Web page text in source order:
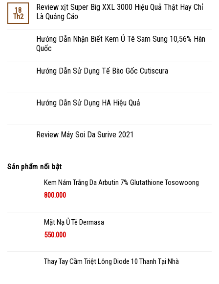
18
Th2
Review xịt Super Big XXL 3000 Hiệu Quả Thật Hay Chỉ
Là Quảng Cáo
Hướng Dẫn Nhận Biết Kem Ủ Tê Sam Sung 10,56% Hàn
Quốc
Hướng Dẫn Sử Dụng Tế Bào Gốc Cutiscura
Hướng Dẫn Sử Dụng HA Hiệu Quả
Review Máy Soi Da Surive 2021
Sản phẩm nổi bật
Kem Nám Trắng Da Arbutin 7% Glutathione Tosowoong
800.000
Mặt Nạ Ủ Tê Dermasa
550.000
Thay Tay Cầm Triệt Lông Diode 10 Thanh Tại Nhà